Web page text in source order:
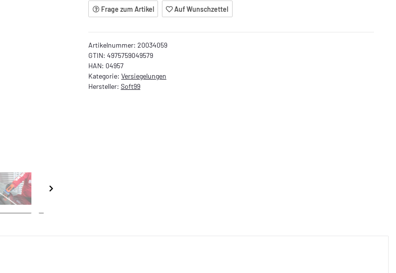
Frage zum Artikel Auf Wunschzettel
Artikelnummer: 20034059
GTIN: 4975759049579
HAN: 04957
Kategorie: Versiegelungen
Hersteller: Soft99